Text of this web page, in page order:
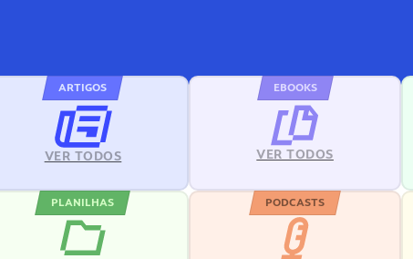
ARTIGOS
VER TODOS
EBOOKS
VER TODOS
PLANILHAS PODCASTS